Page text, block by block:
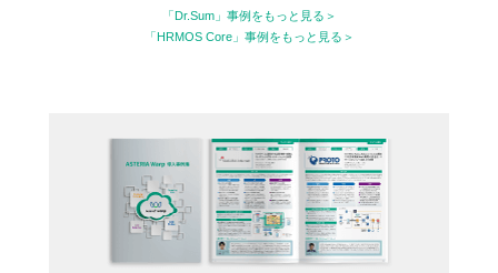
「Dr.Sum」事例をもっと見る
「HRMOS Core」事例をもっと見る